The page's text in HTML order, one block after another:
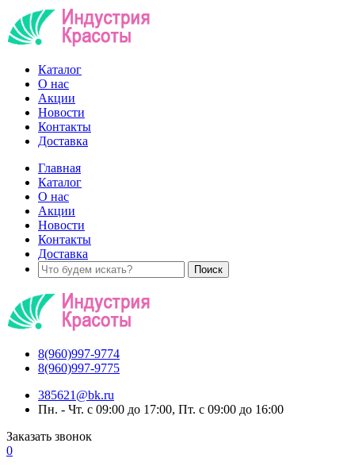
Каталог
О нас
Акции
Новости
Контакты
Доставка
Главная
Каталог
О нас
Акции
Новости
Контакты
Доставка
8(960)997-9774
8(960)997-9775
385621@bk.ru
Пн. - Чт. с 09:00 до 17:00, Пт. с 09:00 до 16:00
Заказать звонок
0